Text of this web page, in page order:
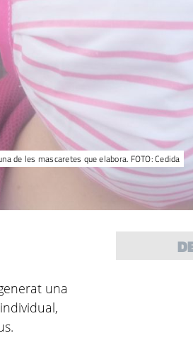
de les mascaretes que elabora. FOTO: Cedida
una